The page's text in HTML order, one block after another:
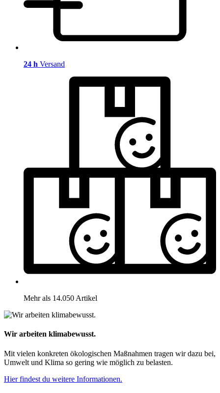
24 h Versand
Mehr als 14.050 Artikel
Wir arbeiten klimabewusst.
Mit vielen konkreten ökologischen Maßnahmen tragen wir dazu bei,
Umwelt und Klima so gering wie möglich zu belasten.
Hier findest du weitere Informationen.